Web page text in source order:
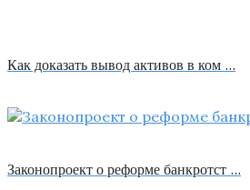
Как доказать вывод активов в ком …
Законопроект о реформе банкротст …